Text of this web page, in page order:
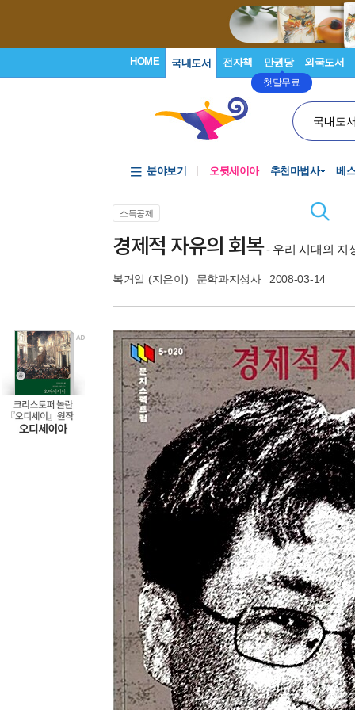
HOME 국내도서 전자책 만권당
첫달무료
외국도서
국내도
분야보기 오뒷세이아 추천마법사 베
소득공제
경제적 자유의 회복- 우리 시대의 지
복거일 (지은이) 문학과지성사 2008-03-14